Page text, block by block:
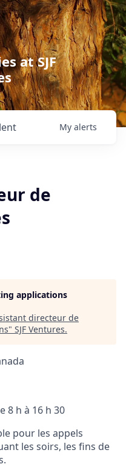
at SJF
My alerts
de
applications
directeur de
" SJF Ventures.
8 h à 16 h 30
pour les appels
les soirs, les fins de